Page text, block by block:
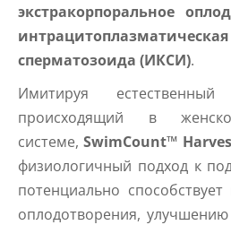
экстракорпоральное
сперматозоида (ИКСИ).
Имитируя
происходящий в
системе,SwimCount™
физиологичный подход к
потенциально
оплодотворения,